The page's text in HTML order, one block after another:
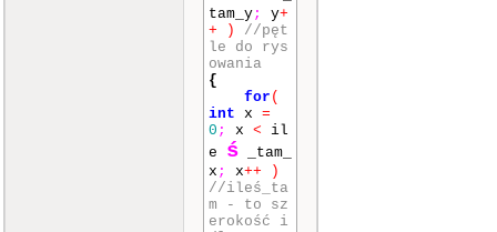
mvpri
ntw
1 ,
1, "" );
mvpri
ntw
"" ) ;
mvpri
ntw ( 2
0
"" );
mvpri
ntw ( 2
2
"" );
attro
tam_y; y+
+
)
//pęt
le do rys
owania
{
for (
int x =
0 ; x < il
e ś _tam_
x ; x++
)
//ileś_ta
m - to sz
erokość i